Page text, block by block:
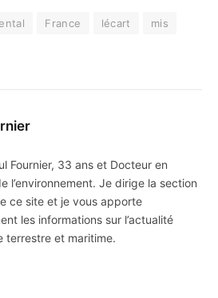
France lécart
mis
Fournier, 33 ans et Docteur en
l’environnement. Je dirige la section
ce site et je vous apporte
les informations sur l’actualité
terrestre et maritime.